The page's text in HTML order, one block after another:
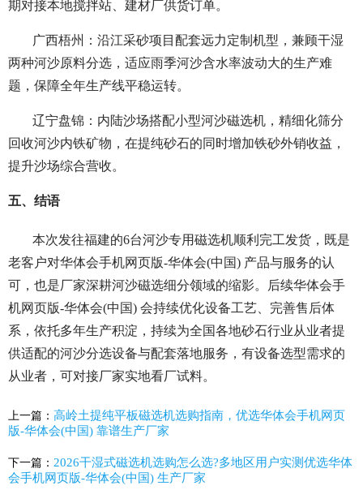
期对接本地搅拌站、建材厂供货订单。
广西梧州：沿江采砂项目配套远力定制机型，兼顾干湿
两种河沙原料分选，适应雨季河沙含水率波动大的生产难
题，保障全年生产线平稳运转。
辽宁盘锦：内陆沙场搭配小型河沙磁选机，精细化筛分
回收河沙内铁矿物，在提纯砂石的同时增加铁砂外销收益，
提升沙场综合营收。
五、结语
本次发往福建的6台河沙专用磁选机顺利完工发货，既是
老客户对华体会手机网页版-华体会(中国) 产品与服务的认
可，也是厂家深耕河沙磁选细分领域的缩影。后续华体会手
机网页版-华体会(中国) 会持续优化设备工艺、完善售后体
系，依托多年生产积淀，持续为全国各地砂石行业从业者提
供适配的河沙分选设备与配套落地服务，有设备选型需求的
从业者，可对接厂家实地看厂试料。
上一篇： 高岭土提纯平板磁选机选购指南，优选华体会手机网页
版-华体会(中国) 靠谱生产厂家
下一篇： 2026干湿式磁选机选购怎么选?多地区用户实测优选华体
会手机网页版-华体会(中国) 生产厂家